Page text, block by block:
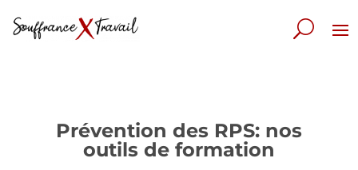
Prévention des RPS: nos
outils de formation